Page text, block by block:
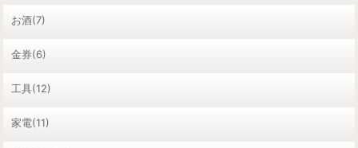
お酒(7)
金券(6)
工具(12)
家電(11)